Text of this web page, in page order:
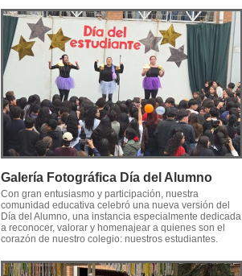
Galería Fotográfica Día del Alumno
Con gran entusiasmo y participación, nuestra
comunidad educativa celebró una nueva versión del
Día del Alumno, una instancia especialmente dedicada
a reconocer, valorar y homenajear a quienes son el
corazón de nuestro colegio: nuestros estudiantes.